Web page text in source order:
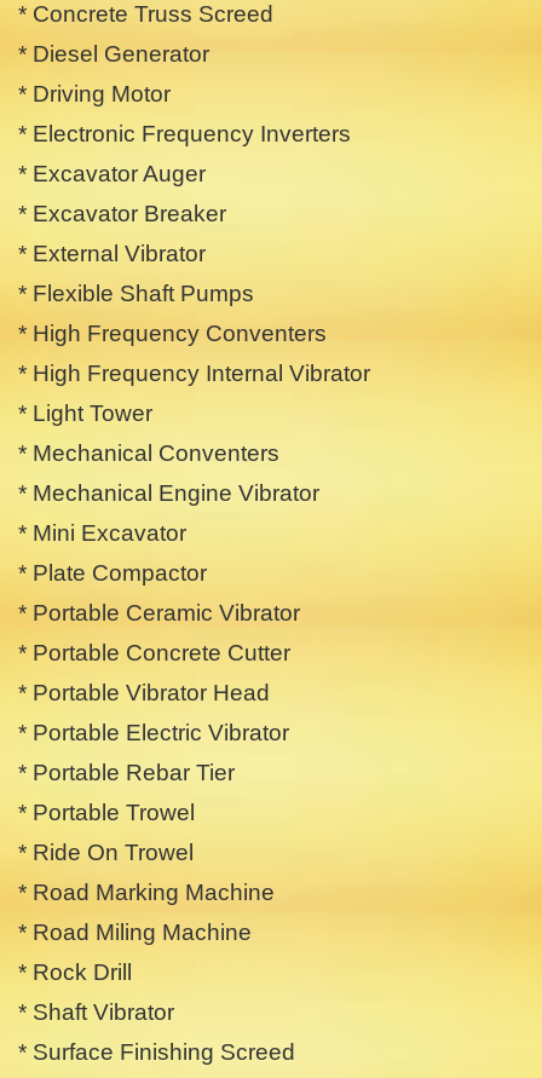
* Concrete Truss Screed
* Diesel Generator
* Driving Motor
* Electronic Frequency Inverters
* Excavator Auger
* Excavator Breaker
* External Vibrator
* Flexible Shaft Pumps
* High Frequency Conventers
* High Frequency Internal Vibrator
* Light Tower
* Mechanical Conventers
* Mechanical Engine Vibrator
* Mini Excavator
* Plate Compactor
* Portable Ceramic Vibrator
* Portable Concrete Cutter
* Portable Vibrator Head
* Portable Electric Vibrator
* Portable Rebar Tier
* Portable Trowel
* Ride On Trowel
* Road Marking Machine
* Road Miling Machine
* Rock Drill
* Shaft Vibrator
* Surface Finishing Screed